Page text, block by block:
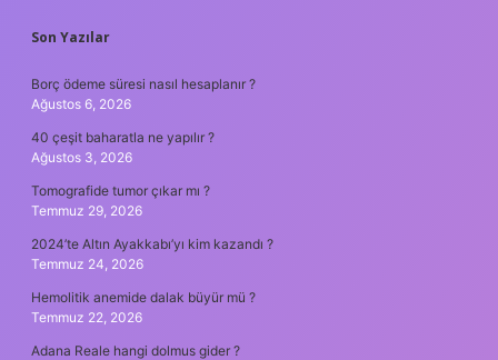
SIDEBAR
Son Yazılar
Borç ödeme süresi nasıl hesaplanır ?
Ağustos 6, 2026
40 çeşit baharatla ne yapılır ?
Ağustos 3, 2026
Tomografide tumor çıkar mı ?
Temmuz 29, 2026
2024’te Altın Ayakkabı’yı kim kazandı ?
Temmuz 24, 2026
Hemolitik anemide dalak büyür mü ?
Temmuz 22, 2026
Adana Reale hangi dolmus gider ?